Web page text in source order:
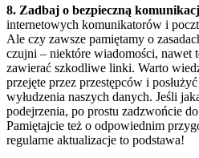
8. Zadbaj o bezpieczną
internetowych komunikatorów i
Ale czy zawsze pamiętamy o
czujni – niektóre wiadomości, nawet
zawierać szkodliwe linki. Warto
przejęte przez przestępców i
wyłudzenia naszych danych. Jeśli
podejrzenia, po prostu zadzwońcie
Pamiętajcie też o odpowiednim
regularne aktualizacje to podstawa!